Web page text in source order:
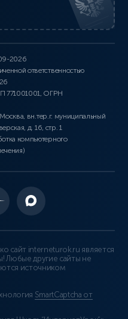
2026
ответственностью
771001001, ОГРН
вн.тер.г. муниципальный
д. 16, стр. 1
компьютерного
сайт interneturok.ru является
Любые другие сайты не
источником
SmartCaptcha от